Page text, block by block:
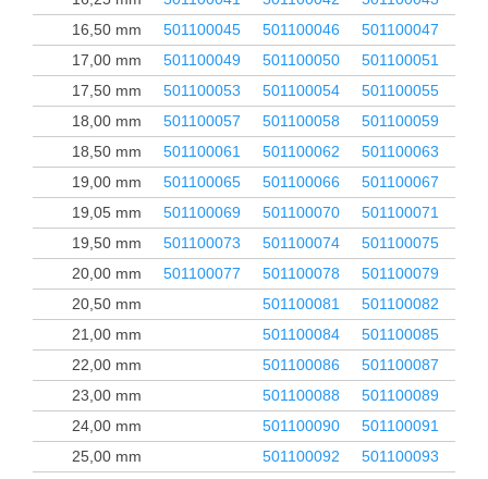
16,50 mm
501100045 501100046 501100047
17,00 mm
501100049 501100050 501100051
17,50 mm
501100053 501100054 501100055
18,00 mm
501100057 501100058 501100059
18,50 mm
501100061 501100062 501100063
19,00 mm
501100065 501100066 501100067
19,05 mm
501100069 501100070 501100071
19,50 mm
501100073 501100074 501100075
20,00 mm
501100077 501100078 501100079
20,50 mm
501100081 501100082
21,00 mm
501100084
501100085
22,00 mm
501100086
501100087
23,00 mm
501100088
501100089
24,00 mm
501100090
501100091
25,00 mm
501100092
501100093